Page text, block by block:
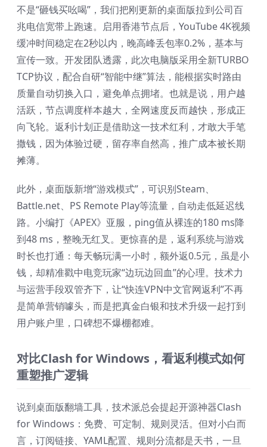
不是“砸钱买吆喝”，我们把刚更新的桌面版拉到公司百
兆电信宽带上跑速。启用香港节点后，YouTube 4K视频
缓冲时间稳定在2秒以内，晚高峰丢包率0.2%，基本与
宣传一致。开发团队透露，此次电脑版采用全新TURBO
TCP协议，配合自研“智能中继”算法，能根据实时路由
质量自动切换入口，避免单点拥堵。也就是说，用户越
活跃，节点调度样本越大，全网速度反而越快，形成正
向飞轮。返利计划正是借助这一技术红利，才敢大手笔
撒钱，因为体验过硬，留存率自然高，推广成本被长期
摊薄。
此外，桌面版新增“游戏模式”，可识别Steam、
Battle.net、PS Remote Play等流量，自动走低延迟线
路。小编打《APEX》亚服，ping值从裸连的180 ms降
到48 ms，整晚无红叉。更惊喜的是，返利系统与游戏
时长也打通：每天畅玩满一小时，额外返0.5元，虽是小
钱，却精准戳中电竞玩家“边玩边回血”的心理。技术力
与运营手段双管齐下，让“快连VPN中文官网返利”不再
是简单营销噱头，而是把真金白银和技术升级一起打到
用户账户里，口碑想不爆棚都难。
对比Clash for Windows，看返利模式如何
重塑推广逻辑
说到桌面版翻墙工具，技术派总会提起开源神器Clash
for Windows：免费、可定制、规则灵活。但对小白而
言，订阅链接、YAML配置、规则分流都是天书，一旦